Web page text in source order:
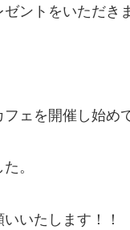
ントをいただき
ェを開催し始め
。
いたします！！